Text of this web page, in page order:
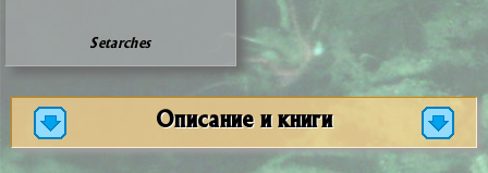
Setarches
Описание и книги